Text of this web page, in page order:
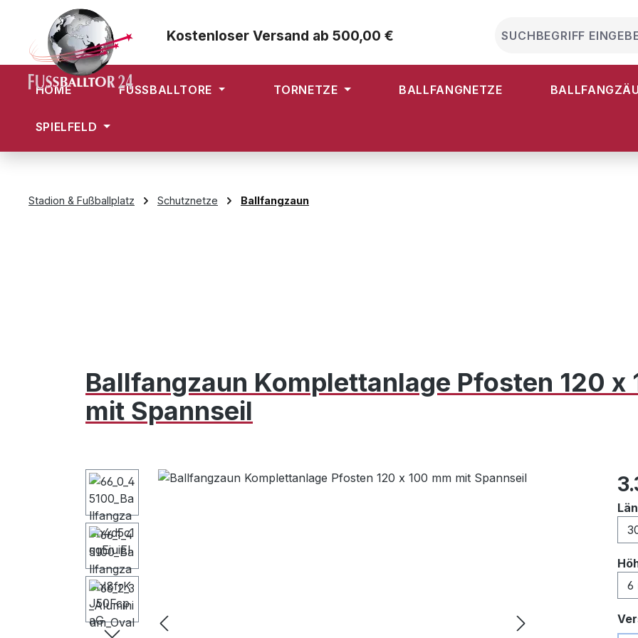
Hauptinhalt springen
Zur Suche springen
Zur Hauptnavigation springen
Kostenloser Versand ab 500,00 €
HOME FUSSBALLTORE TORNETZE BALLFANGNETZE
SPIELFELD
Stadion & Fußballplatz Schutznetze Ballfangzaun
Ballfangzaun Komplettanlage Pfosten 120 x
mit Spannseil
Bildergalerie überspringen